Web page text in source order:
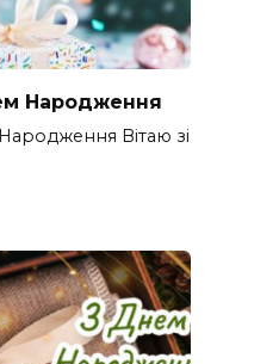
Народження
Вітаю зі